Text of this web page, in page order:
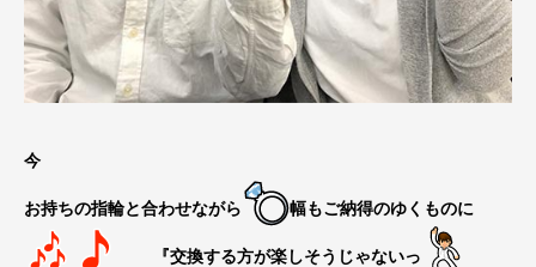
今
お持ちの指輪と合わせながら 幅もご納得のゆくものに
『交換する方が楽しそうじゃないっ